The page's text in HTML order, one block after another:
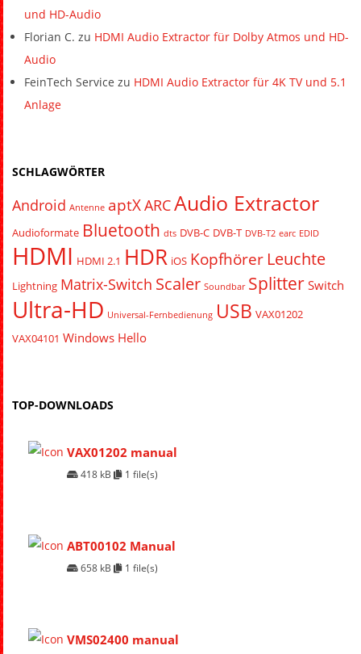
und HD-Audio
Florian C. zu HDMI Audio Extractor für Dolby Atmos und HD-
Audio
FeinTech Service zu HDMI Audio Extractor für 4K TV und 5.1
Anlage
SCHLAGWÖRTER
Android Antenne aptXARCAudio Extractor
Audioformate Bluetooth dts DVB-C DVB-T DVB-T2 earc EDID
HDMI HDMI 2.1 HDR iOS Kopfhörer Leuchte
Lightning Matrix-Switch Scaler Soundbar Splitter Switch
Ultra-HD Universal-Fernbedienung USB VAX01202
VAX04101 Windows Hello
TOP-DOWNLOADS
VAX01202 manual
418 kB 1 file(s)
ABT00102 Manual
658 kB 1 file(s)
VMS02400 manual